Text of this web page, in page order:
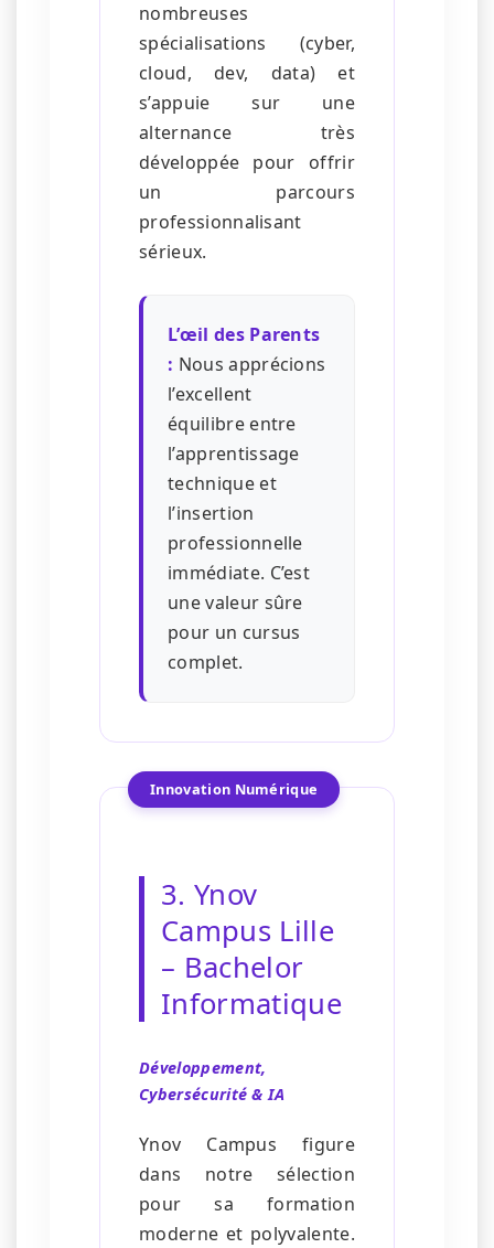
nombreuses
spécialisations (cyber,
cloud, dev, data) et
s’appuie sur une
alternance très
développée pour offrir
un parcours
professionnalisant
sérieux.
L’œil des Parents
: Nous apprécions
l’excellent
équilibre entre
l’apprentissage
technique et
l’insertion
professionnelle
immédiate. C’est
une valeur sûre
pour un cursus
complet.
Innovation Numérique
3. Ynov
Campus Lille
– Bachelor
Informatique
Développement,
Cybersécurité & IA
Ynov Campus figure
dans notre sélection
pour sa formation
moderne et polyvalente.